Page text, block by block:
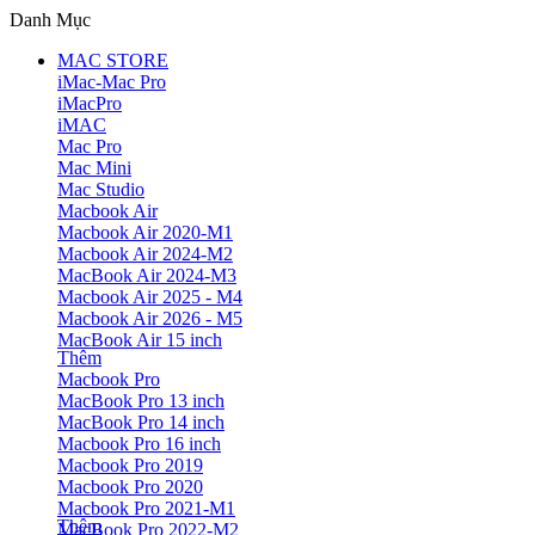
Danh Mục
MAC STORE
iMac-Mac Pro
iMacPro
iMAC
Mac Pro
Mac Mini
Mac Studio
Macbook Air
Macbook Air 2020-M1
Macbook Air 2024-M2
MacBook Air 2024-M3
Macbook Air 2025 - M4
Macbook Air 2026 - M5
MacBook Air 15 inch
Thêm
Macbook Pro
MacBook Pro 13 inch
MacBook Pro 14 inch
Macbook Pro 16 inch
Macbook Pro 2019
Macbook Pro 2020
Macbook Pro 2021-M1
MacBook Pro 2022-M2
Thêm